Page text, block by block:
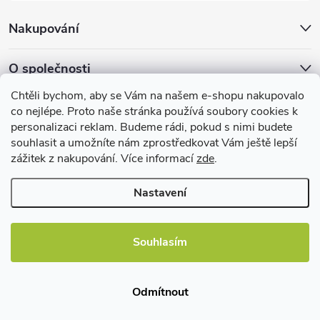
Chtěli bychom, aby se Vám na našem e-shopu nakupovalo
co nejlépe. Proto naše stránka používá soubory cookies k
personalizaci reklam. Budeme rádi, pokud s nimi budete
souhlasit a umožníte nám zprostředkovat Vám ještě lepší
zážitek z nakupování. Více informacízde.
Nastavení
Souhlasím
Odmítnout
Nakupování
O společnosti
Facebook
Užitečné informace